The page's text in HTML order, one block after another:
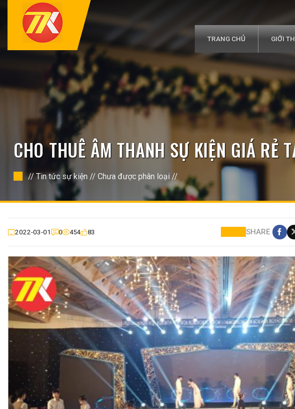
TRANG CHỦ GIỚI
CHO THUÊ ÂM THANH SỰ KIỆN GIÁ RẺ
//Tin tức sự kiện // Chưa được phân loại //
2022-03-01 0 454 83 SHARE